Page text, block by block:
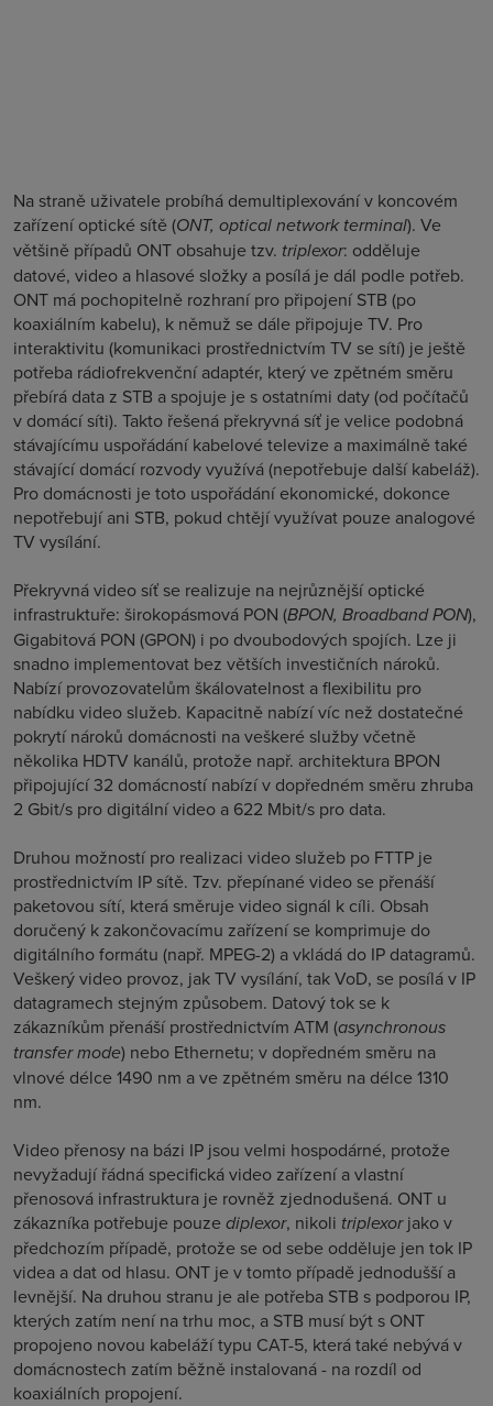
Na straně uživatele probíhá demultiplexování v koncovém
zařízení optické sítě (ONT, optical network terminal). Ve
většině případů ONT obsahuje tzv. triplexor: odděluje
datové, video a hlasové složky a posílá je dál podle potřeb.
ONT má pochopitelně rozhraní pro připojení STB (po
koaxiálním kabelu), k němuž se dále připojuje TV. Pro
interaktivitu (komunikaci prostřednictvím TV se sítí) je ještě
potřeba rádiofrekvenční adaptér, který ve zpětném směru
přebírá data z STB a spojuje je s ostatními daty (od počítačů
v domácí síti). Takto řešená překryvná síť je velice podobná
stávajícímu uspořádání kabelové televize a maximálně také
stávající domácí rozvody využívá (nepotřebuje další kabeláž).
Pro domácnosti je toto uspořádání ekonomické, dokonce
nepotřebují ani STB, pokud chtějí využívat pouze analogové
TV vysílání.
Překryvná video síť se realizuje na nejrůznější optické
infrastruktuře: širokopásmová PON (BPON, Broadband PON),
Gigabitová PON (GPON) i po dvoubodových spojích. Lze ji
snadno implementovat bez větších investičních nároků.
Nabízí provozovatelům škálovatelnost a flexibilitu pro
nabídku video služeb. Kapacitně nabízí víc než dostatečné
pokrytí nároků domácnosti na veškeré služby včetně
několika HDTV kanálů, protože např. architektura BPON
připojující 32 domácností nabízí v dopředném směru zhruba
2 Gbit/s pro digitální video a 622 Mbit/s pro data.
Druhou možností pro realizaci video služeb po FTTP je
prostřednictvím IP sítě. Tzv. přepínané video se přenáší
paketovou sítí, která směruje video signál k cíli. Obsah
doručený k zakončovacímu zařízení se komprimuje do
digitálního formátu (např. MPEG-2) a vkládá do IP datagramů.
Veškerý video provoz, jak TV vysílání, tak VoD, se posílá v IP
datagramech stejným způsobem. Datový tok se k
zákazníkům přenáší prostřednictvím ATM (asynchronous
transfer mode) nebo Ethernetu; v dopředném směru na
vlnové délce 1490 nm a ve zpětném směru na délce 1310
nm.
Video přenosy na bázi IP jsou velmi hospodárné, protože
nevyžadují řádná specifická video zařízení a vlastní
přenosová infrastruktura je rovněž zjednodušená. ONT u
zákazníka potřebuje pouze diplexor, nikoli triplexorjako v
předchozím případě, protože se od sebe odděluje jen tok IP
videa a dat od hlasu. ONT je v tomto případě jednodušší a
levnější. Na druhou stranu je ale potřeba STB s podporou IP,
kterých zatím není na trhu moc, a STB musí být s ONT
propojeno novou kabeláží typu CAT-5, která také nebývá v
domácnostech zatím běžně instalovaná - na rozdíl od
koaxiálních propojení.